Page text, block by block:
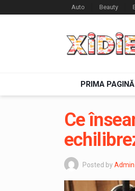
Auto Beauty
PRIMA PAGINĂ
Ce
Posted by Admin